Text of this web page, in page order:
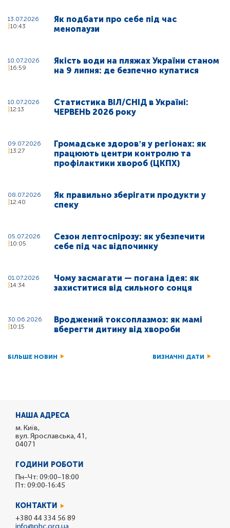
13.07.2026
10:43
Як подбати про себе під час
менопаузи
10.07.2026
16:59
Якість води на пляжах України станом
на 9 липня: де безпечно купатися
10.07.2026
12:13
Статистика ВІЛ/СНІД в Україні:
ЧЕРВЕНЬ 2026 року
09.07.2026
13:27
Громадське здоровʼя у регіонах: як
працюють центри контролю та
профілактики хвороб (ЦКПХ)
08.07.2026
12:40
Як правильно зберігати продукти у
спеку
05.07.2026
10:05
Сезон лептоспірозу: як убезпечити
себе під час відпочинку
01.07.2026
14:34
Чому засмагати — погана ідея: як
захиститися від сильного сонця
30.06.2026
10:15
Вроджений токсоплазмоз: як мамі
вберегти дитину від хвороби
БІЛЬШЕ НОВИН ВИЗНАЧНІ ДАТИ
НАША АДРЕСА
м. Київ,
вул. Ярославська, 41,
04071
ГОДИНИ РОБОТИ
Пн–Чт: 09:00–18:00
Пт: 09:00-16:45
КОНТАКТИ
+380 44 334 56 89